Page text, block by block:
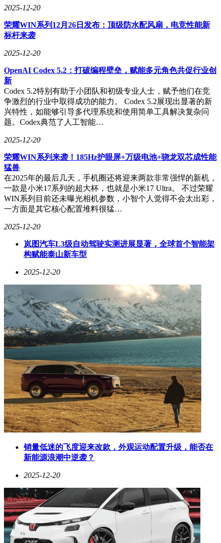
2025-12-20
荣耀WIN系列12月26日发布：顶级防水配风扇，电竞性能新
标杆来袭
2025-12-20
OpenAI Codex 5.2：打破编程壁垒，赋能多元角色共促行业创
新
Codex 5.2特别有助于小团队和初级专业人士，赋予他们在竞
争激烈的行业中取得成功的能力。 Codex 5.2展现出显著的新
兴特性，如能够引导多代理系统和使用简单工具解决复杂问
题。Codex典范了人工智能…
2025-12-20
荣耀WIN系列来袭！185Hz护眼屏+万级电池+骁龙双芯成性能
猛兽
在2025年的最后几天，手机圈还将迎来两款非常强悍的新机，
一款是小米17系列的超大杯，也就是小米17 Ultra。 不过荣耀
WIN系列目前还未曝光相机参数，小智个人觉得不会太出彩，
一方面是其它核心配置堆料很猛…
2025-12-20
岚图汽车L3级自动驾驶实测进展显著，全球首个智能架
构赋能泰山新车型
2025-12-20
销量低迷的飞度迎来改款，外观运动配置升级，能否在
新能源浪潮中逆袭？
2025-12-20